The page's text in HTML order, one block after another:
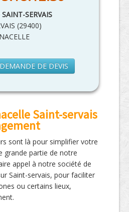
SERVAIS
(29400)
DE DEVIS
Saint-servais
sont là pour simplifier votre
grande partie de notre
appel à notre société de
Saint-servais, pour faciliter
ou certains lieux,